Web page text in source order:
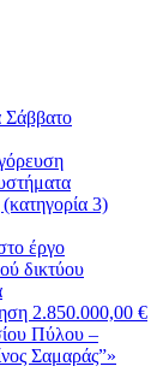
3)
έργο
δικτύου
2.850.000,00 €
Πύλου –
Σαμαράς”»